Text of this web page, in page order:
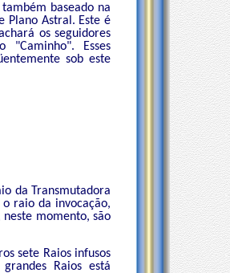
também baseado na
Plano Astral. Este é
os seguidores
Esses
sob este
da Transmutadora
raio da invocação,
neste momento, são
sete Raios infusos
Raios está